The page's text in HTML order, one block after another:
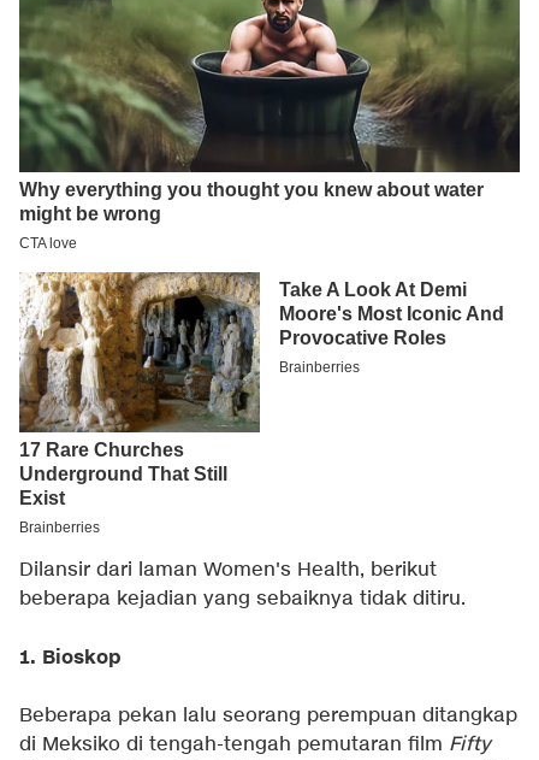
Dilansir dari laman Women's Health, berikut
beberapa kejadian yang sebaiknya tidak ditiru.
1. Bioskop
Beberapa pekan lalu seorang perempuan ditangkap
di Meksiko di tengah-tengah pemutaran film Fifty